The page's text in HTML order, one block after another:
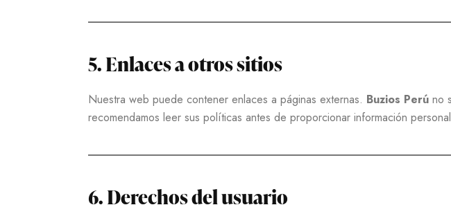
5. Enlaces a otros sitios
Nuestra web puede contener enlaces a páginas externas. Buzios Perú no
recomendamos leer sus políticas antes de proporcionar información
6. Derechos del usuario